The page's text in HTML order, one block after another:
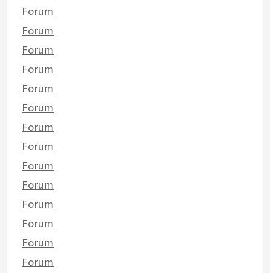
Forum
Forum
Forum
Forum
Forum
Forum
Forum
Forum
Forum
Forum
Forum
Forum
Forum
Forum